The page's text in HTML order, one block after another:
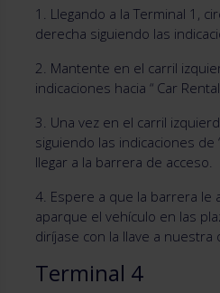
1. Llegando a la Terminal 1,
derecha siguiendo las
2. Mantente en el carril
indicaciones hacia “ Car
3. Una vez en el carril
siguiendo las indicaciones de
llegar a la barrera de acceso.
4. Espere a que la barrera le
aparque el vehículo en las
diríjase con la llave a nuestra
Terminal 4